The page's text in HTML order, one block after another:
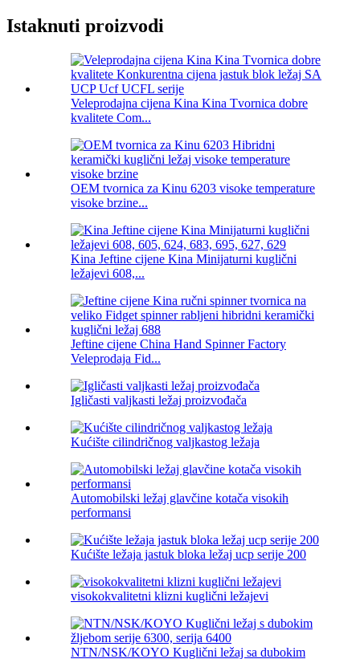
Istaknuti proizvodi
Veleprodajna cijena Kina Kina Tvornica dobre
kvalitete Com...
OEM tvornica za Kinu 6203 visoke temperature
visoke brzine...
Kina Jeftine cijene Kina Minijaturni kuglični
ležajevi 608,...
Jeftine cijene China Hand Spinner Factory
Veleprodaja Fid...
Igličasti valjkasti ležaj proizvođača
Kućište cilindričnog valjkastog ležaja
Automobilski ležaj glavčine kotača visokih
performansi
Kućište ležaja jastuk bloka ležaj ucp serije 200
visokokvalitetni klizni kuglični ležajevi
NTN/NSK/KOYO Kuglični ležaj sa dubokim